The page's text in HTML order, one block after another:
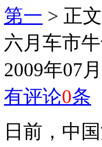
第一 > 正文
六月车市
2009年07
有评论0条
日前，中